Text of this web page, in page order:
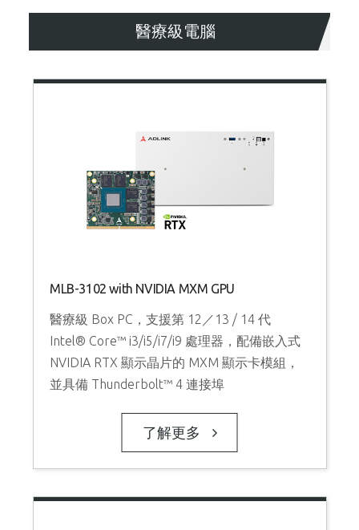
醫療級電腦
MLB-3102 with NVIDIA MXM GPU
醫療級 Box PC，支援第 12／13 / 14 代
Intel® Core™ i3/i5/i7/i9 處理器，配備嵌入式
NVIDIA RTX 顯示晶片的 MXM 顯示卡模組，
並具備 Thunderbolt™ 4 連接埠
了解更多